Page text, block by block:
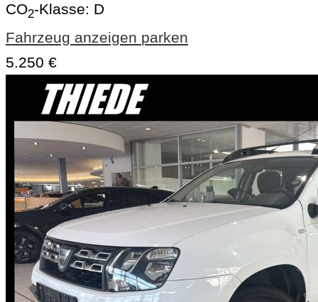
CO2-Klasse: D
Fahrzeug anzeigen parken
5.250 €